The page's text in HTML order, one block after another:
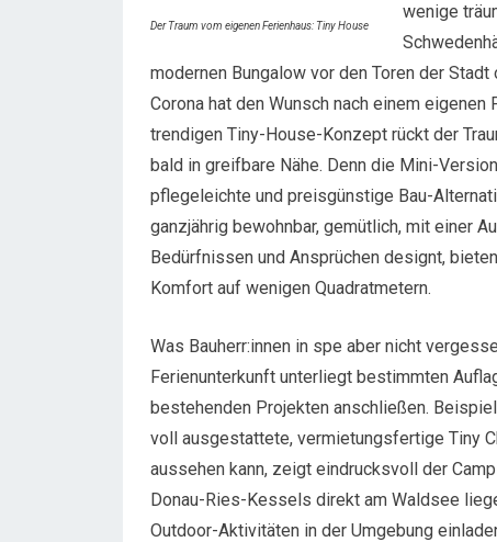
Der Traum vom eigenen Ferienhaus: Tiny House
wenige
modernen Bungalow vor den Toren der
Corona hat den Wunsch nach einem
trendigen Tiny-House-Konzept rückt der
bald in greifbare Nähe. Denn die Mini-
pflegeleichte und preisgünstige Bau-
ganzjährig bewohnbar, gemütlich, mit einer
Bedürfnissen und Ansprüchen designt,
Komfort auf wenigen Quadratmetern.
Was Bauherr:innen in spe aber nicht
Ferienunterkunft unterliegt bestimmten
bestehenden Projekten anschließen.
voll ausgestattete, vermietungsfertige Tiny
aussehen kann, zeigt eindrucksvoll der
Donau-Ries-Kessels direkt am Waldsee
Outdoor-Aktivitäten in der Umgebung